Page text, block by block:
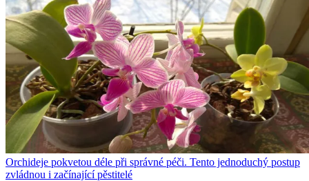
Orchideje pokvetou déle při správné péči. Tento jednoduchý postup
zvládnou i začínající pěstitelé